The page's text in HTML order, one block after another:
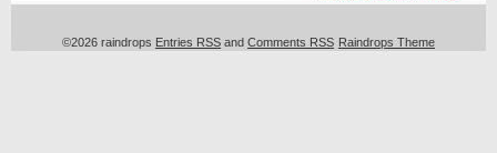
©2026 raindrops Entries RSS and Comments RSS Raindrops Theme